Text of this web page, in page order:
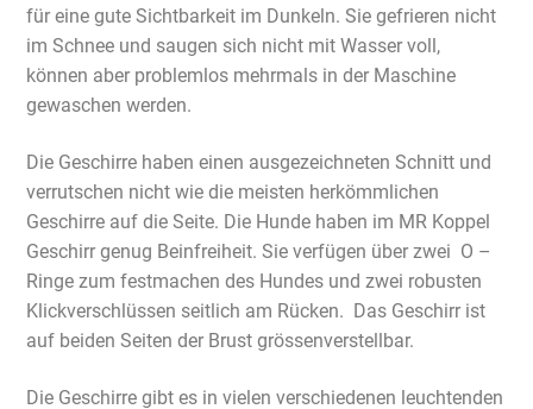
für eine gute Sichtbarkeit im Dunkeln. Sie gefrieren nicht
im Schnee und saugen sich nicht mit Wasser voll,
können aber problemlos mehrmals in der Maschine
gewaschen werden.
Die Geschirre haben einen ausgezeichneten Schnitt und
verrutschen nicht wie die meisten herkömmlichen
Geschirre auf die Seite. Die Hunde haben im MR Koppel
Geschirr genug Beinfreiheit. Sie verfügen über zwei O –
Ringe zum festmachen des Hundes und zwei robusten
Klickverschlüssen seitlich am Rücken. Das Geschirr ist
auf beiden Seiten der Brust grössenverstellbar.
Die Geschirre gibt es in vielen verschiedenen leuchtenden